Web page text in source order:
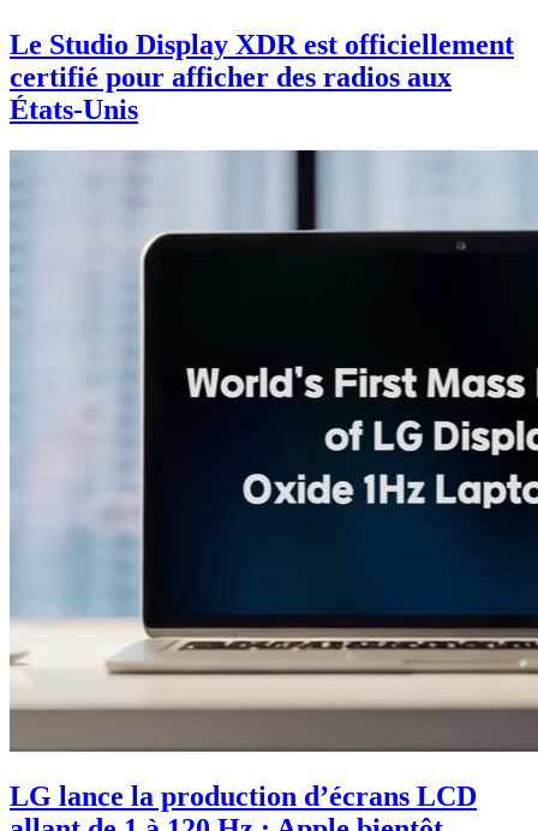
Le Studio Display XDR est officiellement
certifié pour afficher des radios aux
États-Unis
LG lance la production d’écrans LCD